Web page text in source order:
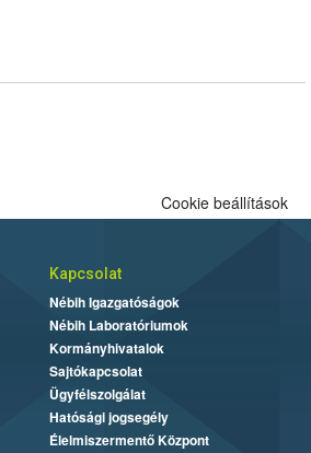
Cookie beállítások
Kapcsolat
Nébih Igazgatóságok
Nébih Laboratóriumok
Kormányhivatalok
Sajtókapcsolat
Ügyfélszolgálat
Hatósági jogsegély
Élelmiszermentő Központ